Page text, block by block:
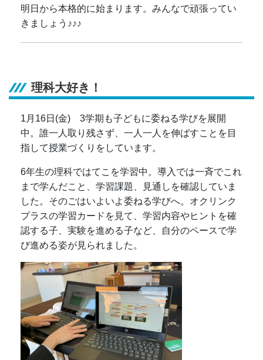
明日から本格的に始まります。みんなで頑張ってい
きましょう♪♪♪
理科大好き！
1月16日(金) 3学期も子どもに委ねる学びを展開
中。誰一人取り残さず、一人一人を伸ばすことを目
指して授業づくりをしています。
6年生の理科ではてこを学習中。導入では一斉でこれ
まで学んだこと、学習課題、見通しを確認していま
した。そのごはいよいよ委ねる学びへ。オクリンク
プラスの学習カードを見て、学習内容やヒントを確
認する子、実験を進める子など、自分のペースで学
び進める姿が見られました。